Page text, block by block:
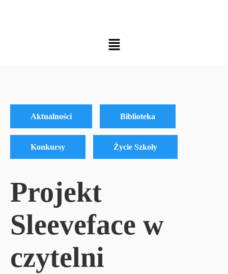
Aktualności Biblioteka
Konkursy Życie Szkoły
Projekt
Sleeveface w
czytelni